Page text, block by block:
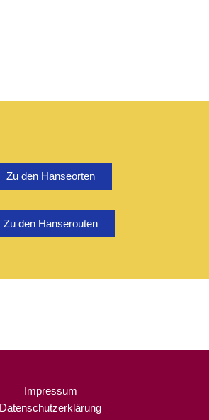
Zu den Hanseorten
Zu den Hanserouten
Impressum
Datenschutzerklärung